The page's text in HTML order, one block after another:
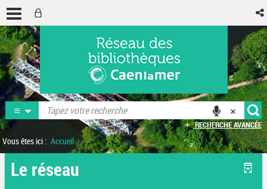
RECHERCHE AVANCÉE
Vous êtes ici : Accueil
Le réseau